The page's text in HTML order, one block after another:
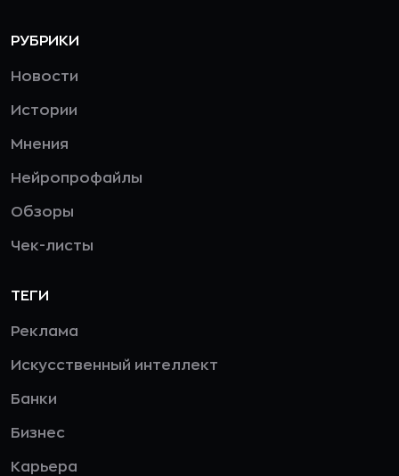
РУБРИКИ
Новости
Истории
Мнения
Нейропрофайлы
Обзоры
Чек-листы
ТЕГИ
Реклама
Искусственный интеллект
Банки
Бизнес
Карьера